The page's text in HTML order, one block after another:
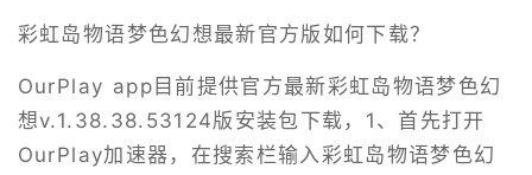
彩虹岛物语梦色幻想最新官方版如何下载？
OurPlay app目前提供官方最新彩虹岛物语梦色幻
想v.1.38.38.53124版安装包下载，1、首先打开
OurPlay加速器，在搜索栏输入彩虹岛物语梦色幻